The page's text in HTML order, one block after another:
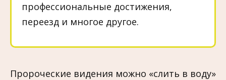
профессиональные достижения,
переезд и многое другое.
Пророческие видения можно «слить в воду»